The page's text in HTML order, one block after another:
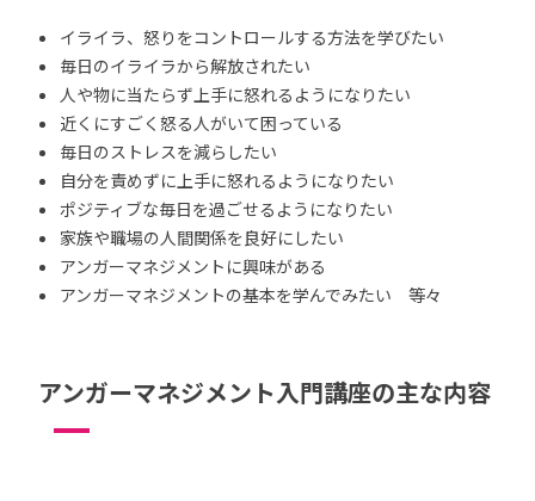
イライラ、怒りをコントロールする方法を学びたい
毎日のイライラから解放されたい
人や物に当たらず上手に怒れるようになりたい
近くにすごく怒る人がいて困っている
毎日のストレスを減らしたい
自分を責めずに上手に怒れるようになりたい
ポジティブな毎日を過ごせるようになりたい
家族や職場の人間関係を良好にしたい
アンガーマネジメントに興味がある
アンガーマネジメントの基本を学んでみたい 等々
アンガーマネジメント入門講座の主な内容